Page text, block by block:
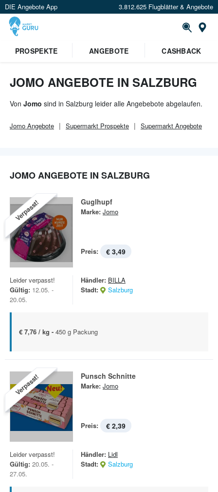
DIE Angebote App 3.812.625 Flugblätter & Angebote
PROSPEKTE ANGEBOTE CASHBACK
JOMO ANGEBOTE IN SALZBURG
Von Jomo sind in Salzburg leider alle Angebebote abgelaufen.
Jomo Angebote Supermarkt Prospekte Supermarkt Angebote
JOMO ANGEBOTE IN SALZBURG
Verpasst! Guglhupf
Marke: Jomo
Preis: € 3,49
Leider verpasst!
Gültig: 12.05. -
20.05.
Händler: BILLA
Stadt:
Salzburg
€ 7,76 / kg - 450 g Packung
Verpasst! Punsch Schnitte
Marke: Jomo
Preis: € 2,39
Leider verpasst!
Gültig: 20.05. -
27.05.
Händler: Lidl
Stadt:
Salzburg